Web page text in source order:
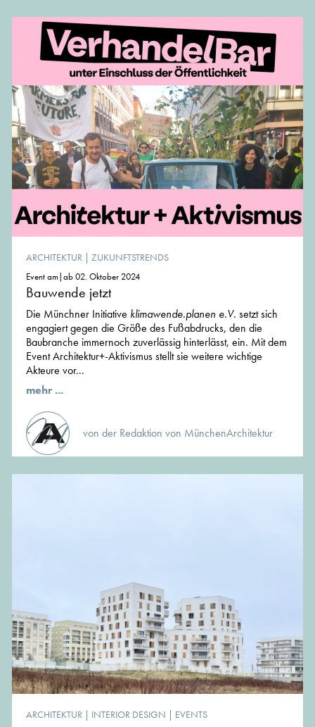
ARCHITEKTUR | ZUKUNFTSTRENDS
Event am|ab 02. Oktober 2024
Bauwende jetzt
Die Münchner Initiative klimawende.planen e.V. setzt sich
engagiert gegen die Größe des Fußabdrucks, den die
Baubranche immernoch zuverlässig hinterlässt, ein. Mit dem
Event Architektur+-Aktivismus stellt sie weitere wichtige
Akteure vor...
mehr ...
von der Redaktion von MünchenArchitektur
ARCHITEKTUR | INTERIOR DESIGN | EVENTS